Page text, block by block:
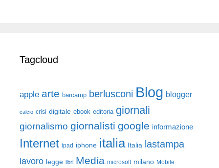
Tagcloud
apple arte barcamp berlusconi Blog blogger
calcio crisi digitale ebook editoria giornali
giornalismo giornalisti google informazione
Internet ipad iphone italia Italia lastampa
lavoro legge libri Media microsoft milano Mobile